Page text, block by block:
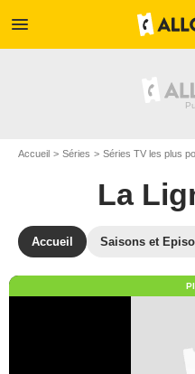
menu
Accueil Séries Séries TV les plus
La
Accueil Saisons et